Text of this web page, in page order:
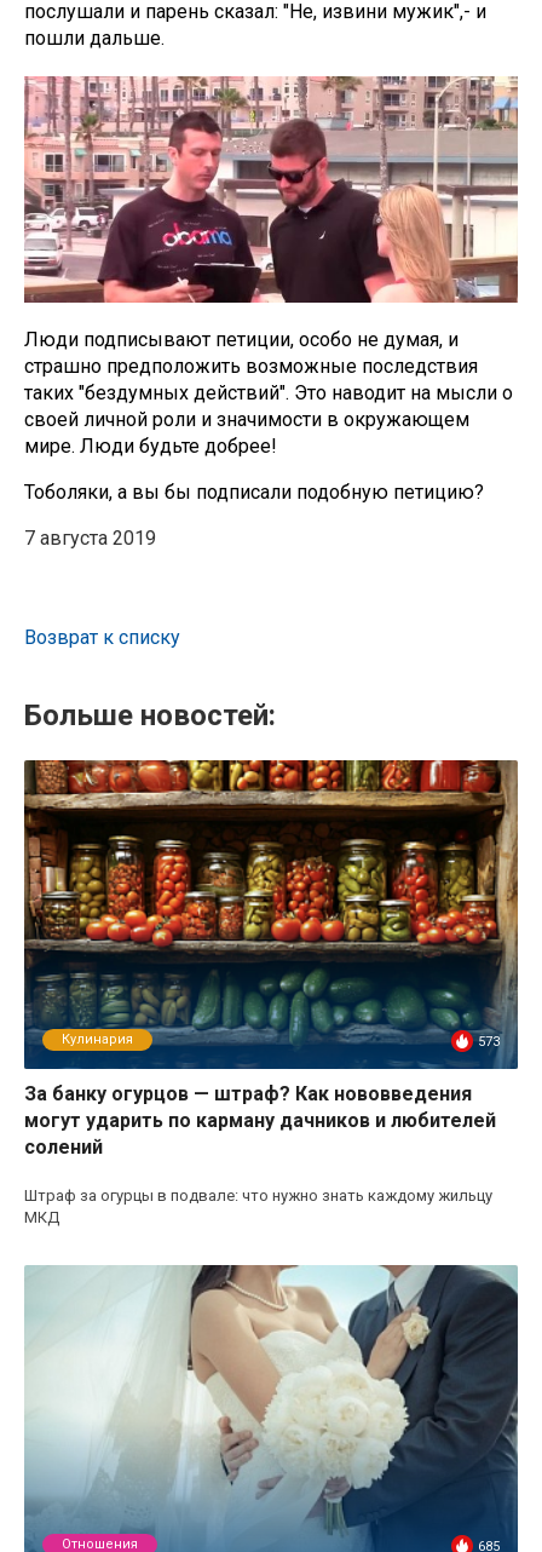
послушали и парень сказал: "Не, извини мужик",- и
пошли дальше.
Люди подписывают петиции, особо не думая, и
страшно предположить возможные последствия
таких "бездумных действий". Это наводит на мысли о
своей личной роли и значимости в окружающем
мире. Люди будьте добрее!
Тоболяки, а вы бы подписали подобную петицию?
7 августа 2019
Возврат к списку
Больше новостей:
Кулинария 573
За банку огурцов — штраф? Как нововведения
могут ударить по карману дачников и любителей
солений
Штраф за огурцы в подвале: что нужно знать каждому жильцу
МКД
Отношения 685